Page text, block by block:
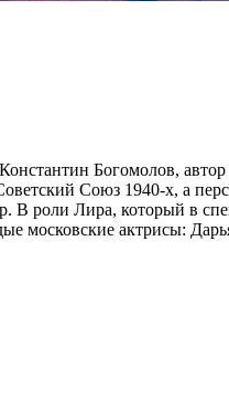
Богомолов, автор
Союз 1940-х, а
В роли Лира, который в
московские актрисы: